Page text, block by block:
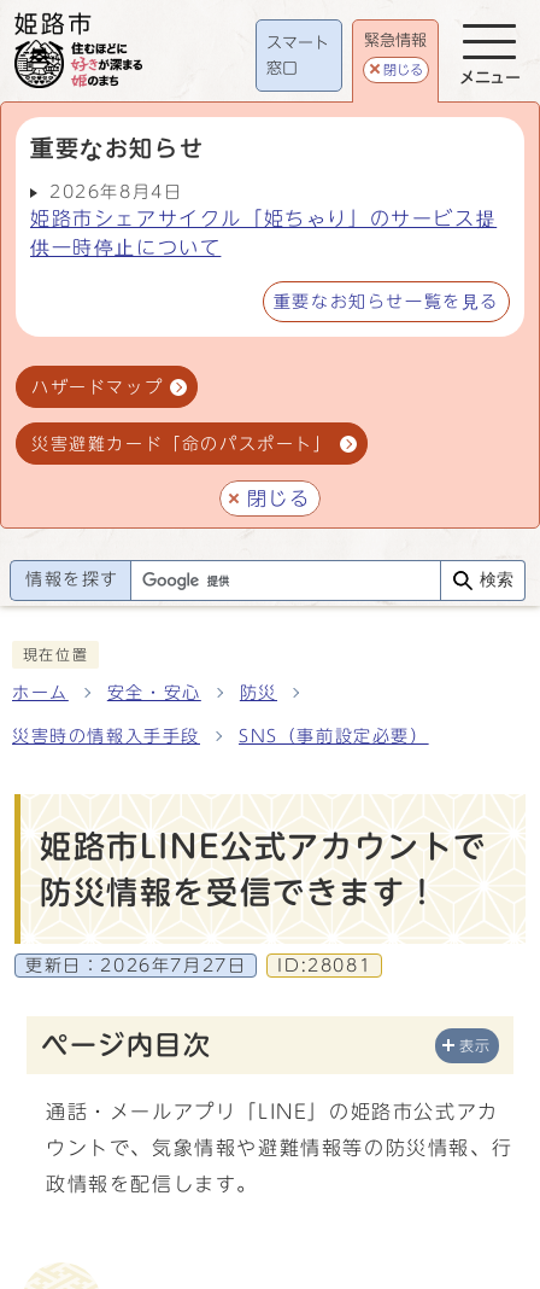
スマート
窓口
緊急情報
閉じる
重要なお知らせ
2026年8月4日
姫路市シェアサイクル「姫ちゃり」のサービス提
供一時停止について
重要なお知らせ一覧を見る
ハザードマップ
災害避難カード「命のパスポート」
閉じる
メニュー
情報を探す 検索
現在位置
ホーム 安全・安心 防災
災害時の情報入手手段 SNS（事前設定必要）
姫路市LINE公式アカウントで
防災情報を受信できます！
更新日： 2026年7月27日 ID:28081
ページ内目次 表示
通話・メールアプリ「LINE」の姫路市公式アカ
ウントで、気象情報や避難情報等の防災情報、行
政情報を配信します。